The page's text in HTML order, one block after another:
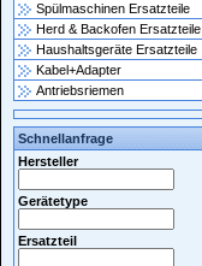
Spülmaschinen Ersatzteile
Herd & Backofen Ersatzteile
Haushaltsgeräte Ersatzteile
Kabel+Adapter
Antriebsriemen
Schnellanfrage
Hersteller
Gerätetype
Ersatzteil